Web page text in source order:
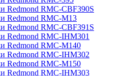
Redmond RMC-CBF390S
Redmond RMC-M13
Redmond RMC-CBF391S
Redmond RMC-IHM301
Redmond RMC-M140
Redmond RMC-IHM302
Redmond RMC-M150
Redmond RMC-IHM303